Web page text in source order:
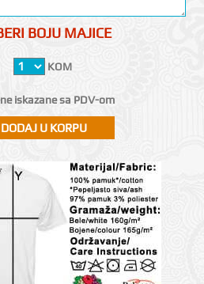
BOJU MAJICE
KOM
iskazane sa PDV-om